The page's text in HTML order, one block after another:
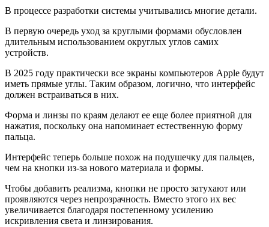
В процессе разработки системы учитывались многие детали.
В первую очередь уход за круглыми формами обусловлен
длительным использованием округлых углов самих
устройств.
В 2025 году практически все экраны компьютеров Apple будут
иметь прямые углы. Таким образом, логично, что интерфейс
должен встраиваться в них.
Форма и линзы по краям делают ее еще более приятной для
нажатия, поскольку она напоминает естественную форму
пальца.
Интерфейс теперь больше похож на подушечку для пальцев,
чем на кнопки из-за нового материала и формы.
Чтобы добавить реализма, кнопки не просто затухают или
проявляются через непрозрачность. Вместо этого их вес
увеличивается благодаря постепенному усилению
искривления света и линзирования.